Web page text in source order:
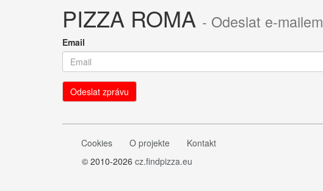
PIZZA ROMA - Odeslat e-mailem
Email
Cookies O projekte
Kontakt
© 2010-2026 cz.findpizza.eu